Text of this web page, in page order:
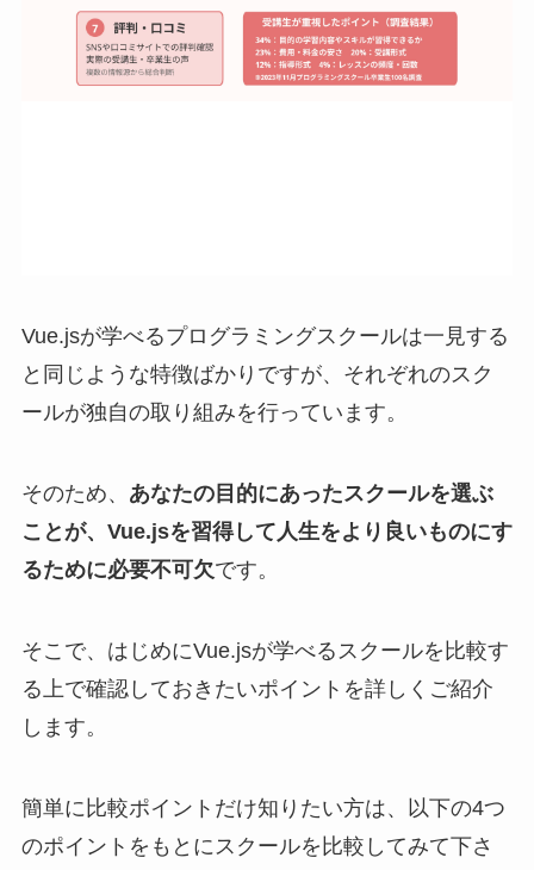
Vue.jsが学べるプログラミングスクールは一見する
と同じような特徴ばかりですが、それぞれのスク
ールが独自の取り組みを行っています。
そのため、 あなたの目的にあったスクールを選ぶ
ことが、Vue.jsを習得して人生をより良いものにす
るために必要不可欠です。
そこで、はじめにVue.jsが学べるスクールを比較す
る上で確認しておきたいポイントを詳しくご紹介
します。
簡単に比較ポイントだけ知りたい方は、以下の4つ
のポイントをもとにスクールを比較してみて下さ